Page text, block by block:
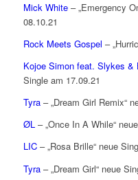
Mick White– „Emergency
08.10.21
Rock Meets Gospel –
Kojoe Simon feat. Slykes &
Single am 17.09.21
Tyra– „Dream Girl Remix“
ØL– „Once In A While“
LIC– „Rosa Brille“ neue
Tyra– „Dream Girl“ neue